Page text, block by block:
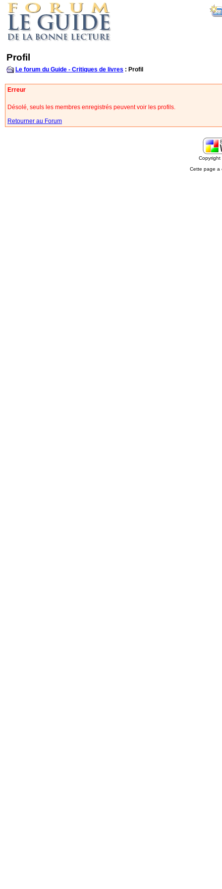
Profil
Le forum du Guide - Critiques de livres : Profil
Erreur
Désolé, seuls les membres enregistrés peuvent voir les profils.
Retourner au Forum
Cette page a